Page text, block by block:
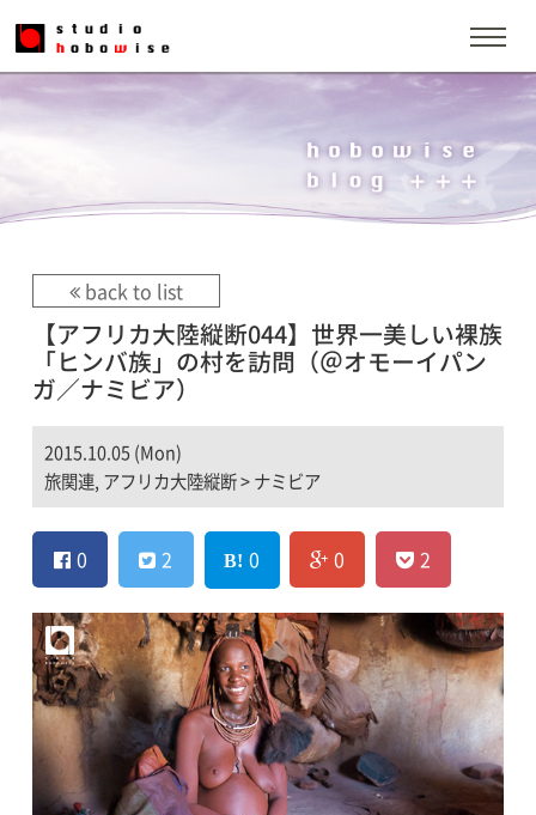
back to list
【アフリカ大陸縦断044】世界一美しい裸族
「ヒンバ族」の村を訪問（＠オモーイパン
ガ／ナミビア）
2015.10.05 (Mon)
旅関連, アフリカ大陸縦断>ナミビア
0 2 0 0 2